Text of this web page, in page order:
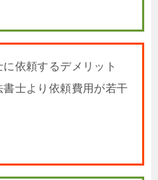
に依頼するデメリット
書士より依頼費用が若干